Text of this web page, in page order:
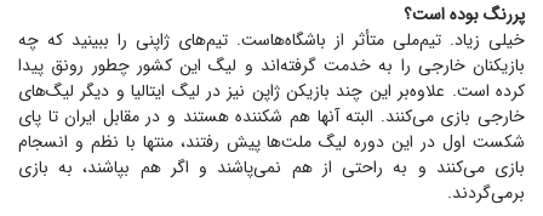
پررنگ بوده است؟
خیلی زیاد. تیم‌ملی متأثر از باشگاه‌هاست. تیم‌های ژاپنی را ببینید که چه
بازیکنان خارجی را به خدمت گرفته‌اند و لیگ این کشور چطور رونق پیدا
کرده است. علاوه‌بر این چند بازیکن ژاپن نیز در لیگ ایتالیا و دیگر لیگ‌های
خارجی بازی می‌کنند. البته آنها هم شکننده هستند و در مقابل ایران تا پای
شکست اول در این دوره لیگ ملت‌ها پیش رفتند، منتها با نظم و انسجام
بازی می‌کنند و به راحتی از هم نمی‌پاشند و اگر هم بپاشند، به بازی
برمی‌گردند.